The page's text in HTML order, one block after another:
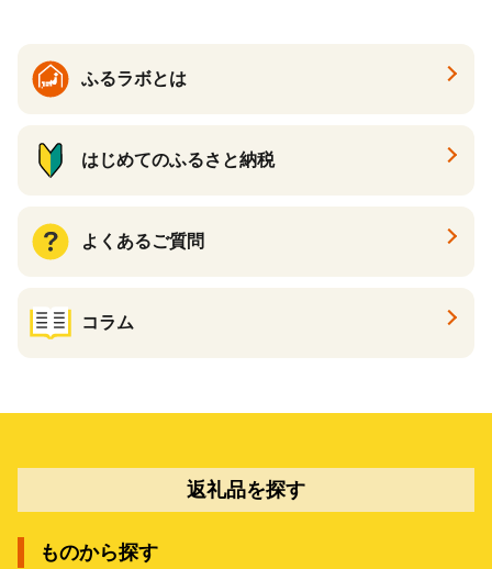
ふるラボとは
はじめてのふるさと納税
よくあるご質問
コラム
返礼品を探す
ものから探す